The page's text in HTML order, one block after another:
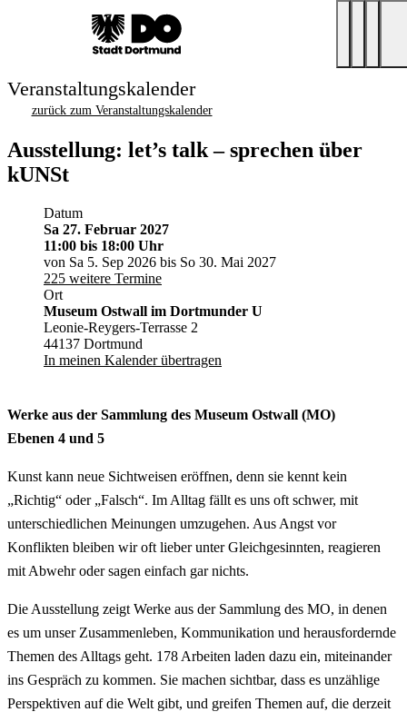
Veranstaltungskalender
zurück zum Veranstaltungskalender
Ausstellung: let’s talk – sprechen über
kUNSt
Datum
Sa 27. Februar 2027
11:00 bis 18:00 Uhr
von Sa 5. Sep 2026 bis So 30. Mai 2027
225 weitere Termine
Ort
Museum Ostwall im Dortmunder U
Leonie-Reygers-Terrasse 2
44137 Dortmund
In meinen Kalender übertragen
Werke aus der Sammlung des Museum Ostwall (MO)
Ebenen 4 und 5
Kunst kann neue Sichtweisen eröffnen, denn sie kennt kein
„Richtig“ oder „Falsch“. Im Alltag fällt es uns oft schwer, mit
unterschiedlichen Meinungen umzugehen. Aus Angst vor
Konflikten bleiben wir oft lieber unter Gleichgesinnten, reagieren
mit Abwehr oder sagen einfach gar nichts.
Die Ausstellung zeigt Werke aus der Sammlung des MO, in denen
es um unser Zusammenleben, Kommunikation und herausfordernde
Themen des Alltags geht. 178 Arbeiten laden dazu ein, miteinander
ins Gespräch zu kommen. Sie machen sichtbar, dass es unzählige
Perspektiven auf die Welt gibt, und greifen Themen auf, die derzeit